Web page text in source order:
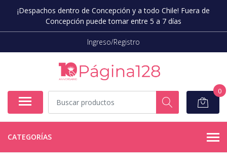
¡Despachos dentro de Concepción y a todo Chile! Fuera de
Concepción puede tomar entre 5 a 7 días
Ingreso/Registro
0
CATEGORÍAS